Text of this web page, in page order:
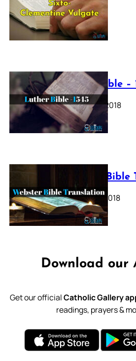
Vulgate
July 12, 2025
Luther Bible –
October 17, 2018
Webster Bible
October 11, 2018
Download our
Get our officialCatholic Gallery
readings, prayers &